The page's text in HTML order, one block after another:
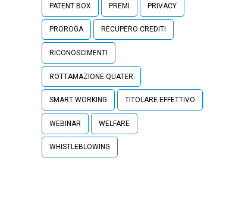
PATENT BOX PREMI PRIVACY
PROROGA RECUPERO CREDITI
RICONOSCIMENTI
ROTTAMAZIONE QUATER
SMART WORKING TITOLARE EFFETTIVO
WEBINAR WELFARE
WHISTLEBLOWING